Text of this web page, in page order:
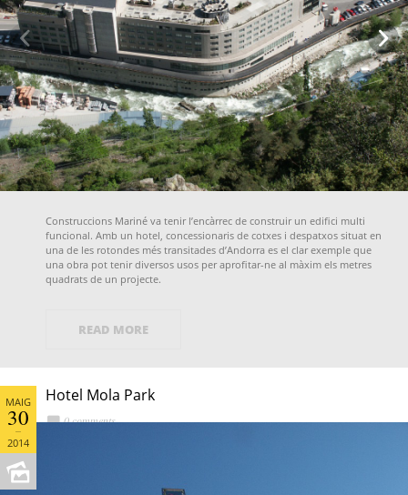
 
Construccions Mariné va tenir l’encàrrec de construir un edifici multi
funcional. Amb un hotel, concessionaris de cotxes i despatxos situat en
una de les rotondes més transitades d’Andorra es el clar exemple que
una obra pot tenir diversos usos per aprofitar-ne al màxim els metres
quadrats de un projecte.
READ MORE
Hotel Mola Park
0 comments
MAIG
30
2014